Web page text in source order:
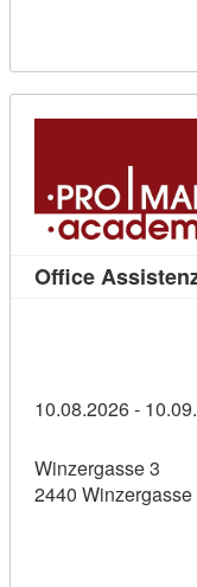
Office
10.08.2026 -
Winzergasse 3
2440 Winzergasse